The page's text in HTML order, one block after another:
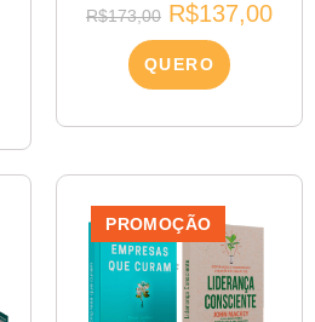
R$173,00 R$137,00
QUERO
PROMOÇÃO